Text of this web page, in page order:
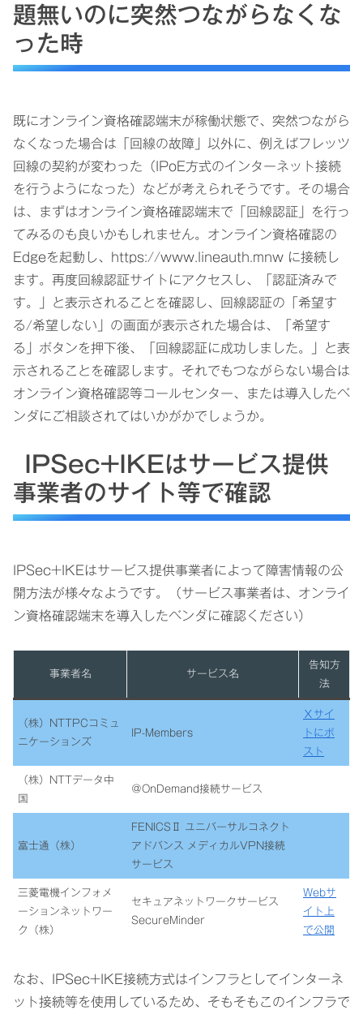
題無いのに突然つながらなくな
った時
既にオンライン資格確認端末が稼働状態で、突然つながら
なくなった場合は「回線の故障」以外に、例えばフレッツ
回線の契約が変わった（IPoE方式のインターネット接続
を行うようになった）などが考えられそうです。その場合
は、まずはオンライン資格確認端末で「回線認証」を行っ
てみるのも良いかもしれません。オンライン資格確認の
Edgeを起動し、https://www.lineauth.mnw に接続し
ます。再度回線認証サイトにアクセスし、「認証済みで
す。」と表示されることを確認し、回線認証の「希望す
る/希望しない」の画面が表示された場合は、「希望す
る」ボタンを押下後、「回線認証に成功しました。」と表
示されることを確認します。それでもつながらない場合は
オンライン資格確認等コールセンター、または導入したベ
ンダにご相談されてはいかがかでしょうか。
IPSec+IKEはサービス提供
事業者のサイト等で確認
IPSec+IKEはサービス提供事業者によって障害情報の公
開方法が様々なようです。（サービス事業者は、オンライ
ン資格確認端末を導入したベンダに確認ください）
事業者名 サービス名
告知方
法
（株）NTTPCコミュ
ニケーションズ
IP-Members
Ｘサイ
トにポ
スト
（株）NTTデータ中
国
＠OnDemand接続サービス
富士通（株）
FENICSⅡ ユニバーサルコネクト
アドバンス メディカルVPN接続
サービス
三菱電機インフォメ
ーションネットワー
ク（株）
セキュアネットワークサービス
SecureMinder
Webサ
イト上
で公開
なお、IPSec+IKE接続方式はインフラとしてインターネ
ット接続等を使用しているため、そもそもこのインフラで